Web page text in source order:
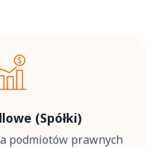
(Spółki)
podmiotów prawnych